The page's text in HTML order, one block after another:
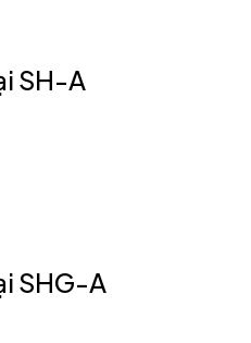
SH-A
SHG-A